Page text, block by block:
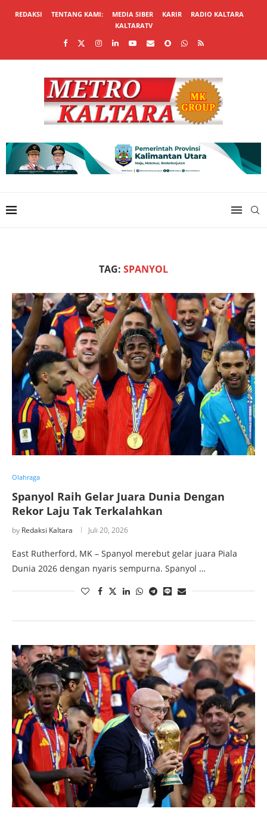
REDAKSI TENTANG KAMI: MEDIA SIBER KARIR
RADIO KALTARA
KALTARATV
TAG: SPANYOL
Olahraga
Spanyol Raih Gelar Juara Dunia Dengan
Rekor Laju Tak Terkalahkan
by Redaksi Kaltara Juli 20, 2026
East Rutherford, MK – Spanyol merebut gelar juara Piala
Dunia 2026 dengan nyaris sempurna. Spanyol …